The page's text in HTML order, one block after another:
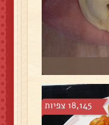
18,145 צפיות